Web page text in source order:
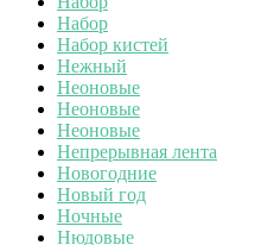
Набор
Набор кистей
Нежный
Неоновые
Неоновые
Неоновые
Непрерывная лента
Новогодние
Новый год
Ночные
Нюдовые